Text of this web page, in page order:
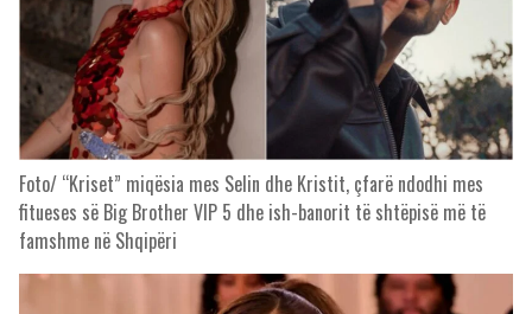
Foto/ “Kriset” miqësia mes Selin dhe Kristit, çfarë ndodhi mes
fitueses së Big Brother VIP 5 dhe ish-banorit të shtëpisë më të
famshme në Shqipëri